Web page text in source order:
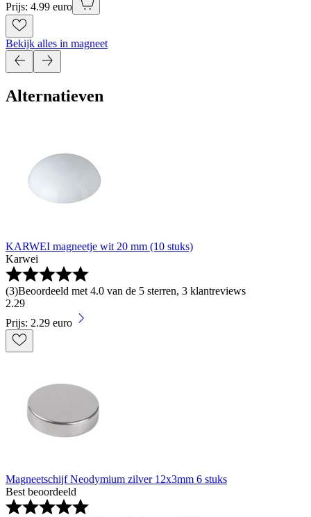
Prijs: 4.99 euro
Bekijk alles in magneet
Alternatieven
KARWEI magneetje wit 20 mm (10 stuks)
Karwei
(3)Beoordeeld met 4.0 van de 5 sterren, 3 klantreviews
2.29
Prijs: 2.29 euro
Magneetschijf Neodymium zilver 12x3mm 6 stuks
Best beoordeeld